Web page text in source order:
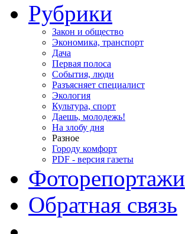
Рубрики
Закон и общество
Экономика, транспорт
Дача
Первая полоса
События, люди
Разъясняет специалист
Экология
Культура, спорт
Даешь, молодежь!
На злобу дня
Разное
Городу комфорт
PDF - версия газеты
Фоторепортажи
Обратная связь